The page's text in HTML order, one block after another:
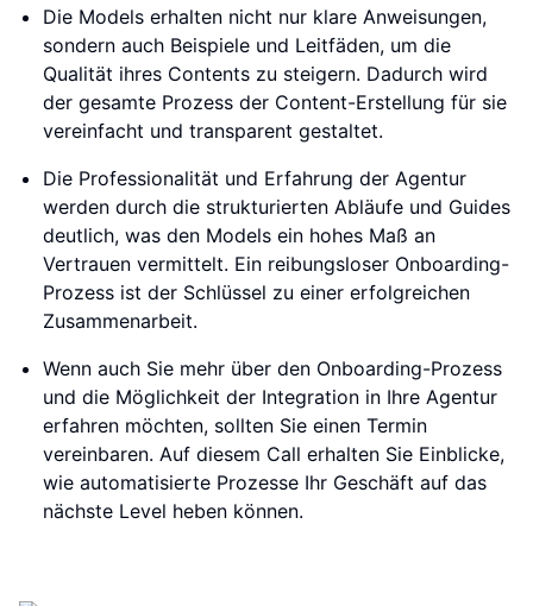
Die Models erhalten nicht nur klare Anweisungen,
sondern auch Beispiele und Leitfäden, um die
Qualität ihres Contents zu steigern. Dadurch wird
der gesamte Prozess der Content-Erstellung für sie
vereinfacht und transparent gestaltet.
Die Professionalität und Erfahrung der Agentur
werden durch die strukturierten Abläufe und Guides
deutlich, was den Models ein hohes Maß an
Vertrauen vermittelt. Ein reibungsloser Onboarding-
Prozess ist der Schlüssel zu einer erfolgreichen
Zusammenarbeit.
Wenn auch Sie mehr über den Onboarding-Prozess
und die Möglichkeit der Integration in Ihre Agentur
erfahren möchten, sollten Sie einen Termin
vereinbaren. Auf diesem Call erhalten Sie Einblicke,
wie automatisierte Prozesse Ihr Geschäft auf das
nächste Level heben können.